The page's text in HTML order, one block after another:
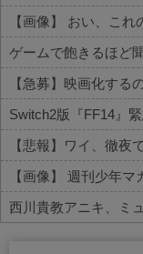
【画像】 おい、こ
ゲームで飽きるほど
【急募】映画化する
Switch2版『FF14』
【悲報】ワイ、徹夜
【画像】 週刊少年